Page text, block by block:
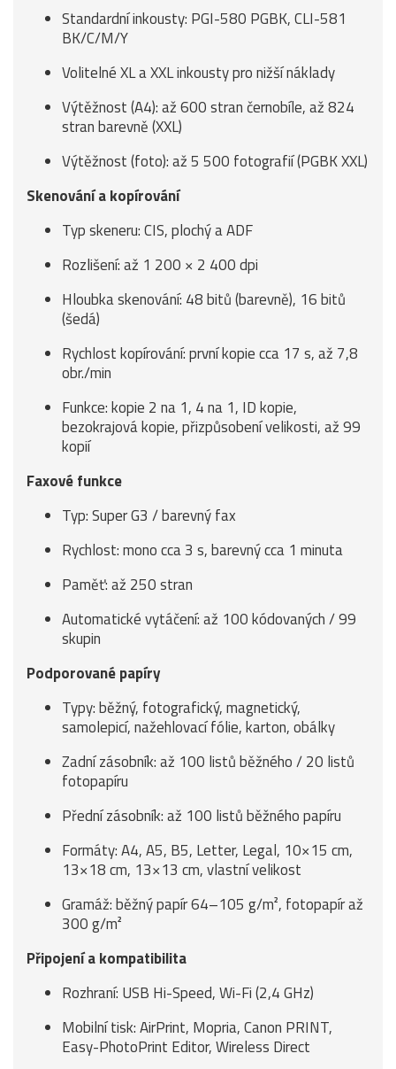
Standardní inkousty: PGI-580 PGBK, CLI-581
BK/C/M/Y
Volitelné XL a XXL inkousty pro nižší náklady
Výtěžnost (A4): až 600 stran černobíle, až 824
stran barevně (XXL)
Výtěžnost (foto): až 5 500 fotografií (PGBK XXL)
Skenování a kopírování
Typ skeneru: CIS, plochý a ADF
Rozlišení: až 1 200 × 2 400 dpi
Hloubka skenování: 48 bitů (barevně), 16 bitů
(šedá)
Rychlost kopírování: první kopie cca 17 s, až 7,8
obr./min
Funkce: kopie 2 na 1, 4 na 1, ID kopie,
bezokrajová kopie, přizpůsobení velikosti, až 99
kopií
Faxové funkce
Typ: Super G3 / barevný fax
Rychlost: mono cca 3 s, barevný cca 1 minuta
Paměť: až 250 stran
Automatické vytáčení: až 100 kódovaných / 99
skupin
Podporované papíry
Typy: běžný, fotografický, magnetický,
samolepicí, nažehlovací fólie, karton, obálky
Zadní zásobník: až 100 listů běžného / 20 listů
fotopapíru
Přední zásobník: až 100 listů běžného papíru
Formáty: A4, A5, B5, Letter, Legal, 10×15 cm,
13×18 cm, 13×13 cm, vlastní velikost
Gramáž: běžný papír 64–105 g/m², fotopapír až
300 g/m²
Připojení a kompatibilita
Rozhraní: USB Hi-Speed, Wi-Fi (2,4 GHz)
Mobilní tisk: AirPrint, Mopria, Canon PRINT,
Easy-PhotoPrint Editor, Wireless Direct